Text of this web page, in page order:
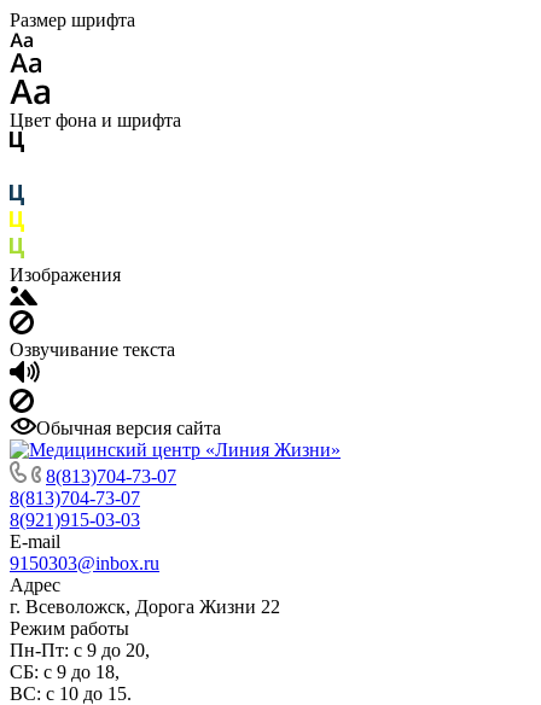
Размер шрифта
Цвет фона и шрифта
Изображения
Озвучивание текста
Обычная версия сайта
8(813)704-73-07
8(813)704-73-07
8(921)915-03-03
E-mail
9150303@inbox.ru
Адрес
г. Всеволожск, Дорога Жизни 22
Режим работы
Пн-Пт: с 9 до 20,
СБ: с 9 до 18,
ВС: с 10 до 15.